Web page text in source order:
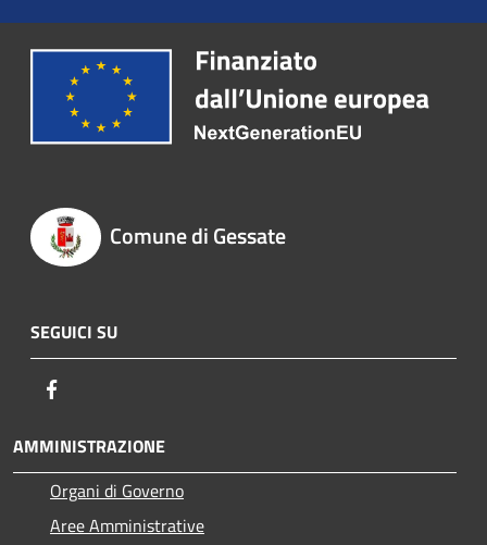
Comune di Gessate
SEGUICI SU
AMMINISTRAZIONE
Organi di Governo
Aree Amministrative